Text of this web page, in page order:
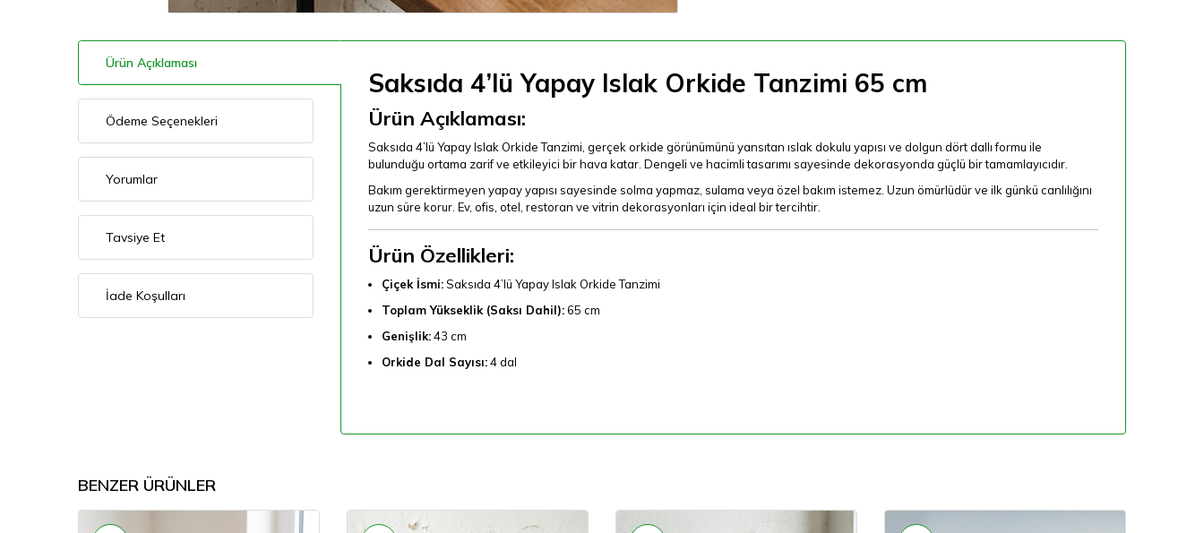
Ürün Açıklaması
Ödeme Seçenekleri
Yorumlar
Tavsiye Et
İade Koşulları
Saksıda 4’lü Yapay Islak Orkide Tanzimi 65 cm
Ürün Açıklaması:
Saksıda 4’lü Yapay Islak Orkide Tanzimi, gerçek orkide görünümünü yansıtan ıslak dokulu yapısı ve dolgun dört dallı formu ile
bulunduğu ortama zarif ve etkileyici bir hava katar. Dengeli ve hacimli tasarımı sayesinde dekorasyonda güçlü bir tamamlayıcıdır.
Bakım gerektirmeyen yapay yapısı sayesinde solma yapmaz, sulama veya özel bakım istemez. Uzun ömürlüdür ve ilk günkü canlılığını
uzun süre korur. Ev, ofis, otel, restoran ve vitrin dekorasyonları için ideal bir tercihtir.
Ürün Özellikleri:
Çiçek İsmi:Saksıda 4’lü Yapay Islak Orkide Tanzimi
Toplam Yükseklik (Saksı Dahil):65 cm
Genişlik:43 cm
Orkide Dal Sayısı:4 dal
BENZER ÜRÜNLER